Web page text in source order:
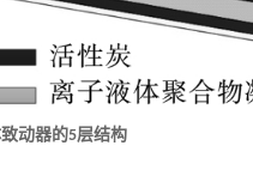
动器的5层结构